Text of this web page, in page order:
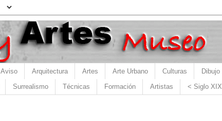
Aviso Arquitectura Artes Arte Urbano Culturas Dibujo
Surrealismo Técnicas Formación Artistas < Siglo XIX